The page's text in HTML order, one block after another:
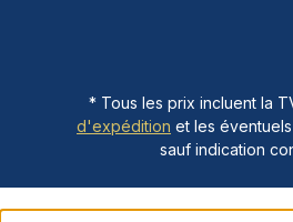
* Tous les prix incluent la
d'expédition et les
sauf indication